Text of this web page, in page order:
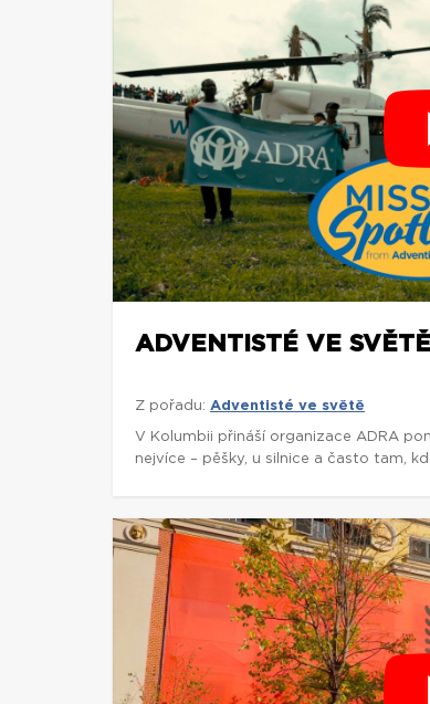
ADVENTISTÉ VE
Z pořadu: Adventisté ve světě
V Kolumbii přináší organizace ADRA
nejvíce – pěšky, u silnice a často tam,